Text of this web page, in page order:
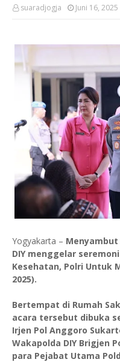
suaradjogja Juni 16, 2025
Yogyakarta – Menyambut
DIY menggelar
Kesehatan, Polri Untuk
2025).
Bertempat di Rumah
acara tersebut dibuka
Irjen Pol Anggoro
Wakapolda DIY Brigjen
para Pejabat Utama